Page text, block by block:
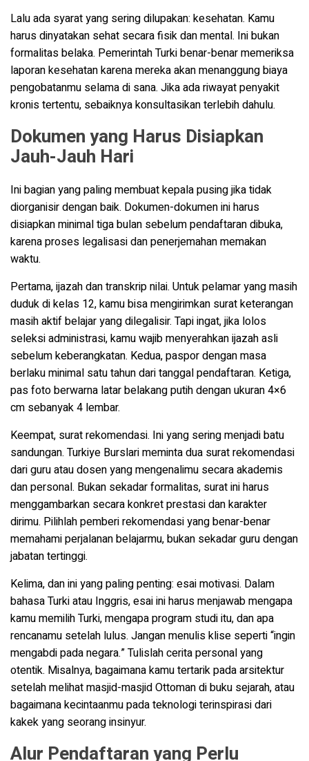
Lalu ada syarat yang sering dilupakan: kesehatan. Kamu
harus dinyatakan sehat secara fisik dan mental. Ini bukan
formalitas belaka. Pemerintah Turki benar-benar memeriksa
laporan kesehatan karena mereka akan menanggung biaya
pengobatanmu selama di sana. Jika ada riwayat penyakit
kronis tertentu, sebaiknya konsultasikan terlebih dahulu.
Dokumen yang Harus Disiapkan
Jauh-Jauh Hari
Ini bagian yang paling membuat kepala pusing jika tidak
diorganisir dengan baik. Dokumen-dokumen ini harus
disiapkan minimal tiga bulan sebelum pendaftaran dibuka,
karena proses legalisasi dan penerjemahan memakan
waktu.
Pertama, ijazah dan transkrip nilai. Untuk pelamar yang masih
duduk di kelas 12, kamu bisa mengirimkan surat keterangan
masih aktif belajar yang dilegalisir. Tapi ingat, jika lolos
seleksi administrasi, kamu wajib menyerahkan ijazah asli
sebelum keberangkatan. Kedua, paspor dengan masa
berlaku minimal satu tahun dari tanggal pendaftaran. Ketiga,
pas foto berwarna latar belakang putih dengan ukuran 4×6
cm sebanyak 4 lembar.
Keempat, surat rekomendasi. Ini yang sering menjadi batu
sandungan. Turkiye Burslari meminta dua surat rekomendasi
dari guru atau dosen yang mengenalimu secara akademis
dan personal. Bukan sekadar formalitas, surat ini harus
menggambarkan secara konkret prestasi dan karakter
dirimu. Pilihlah pemberi rekomendasi yang benar-benar
memahami perjalanan belajarmu, bukan sekadar guru dengan
jabatan tertinggi.
Kelima, dan ini yang paling penting: esai motivasi. Dalam
bahasa Turki atau Inggris, esai ini harus menjawab mengapa
kamu memilih Turki, mengapa program studi itu, dan apa
rencanamu setelah lulus. Jangan menulis klise seperti “ingin
mengabdi pada negara.” Tulislah cerita personal yang
otentik. Misalnya, bagaimana kamu tertarik pada arsitektur
setelah melihat masjid-masjid Ottoman di buku sejarah, atau
bagaimana kecintaanmu pada teknologi terinspirasi dari
kakek yang seorang insinyur.
Alur Pendaftaran yang Perlu